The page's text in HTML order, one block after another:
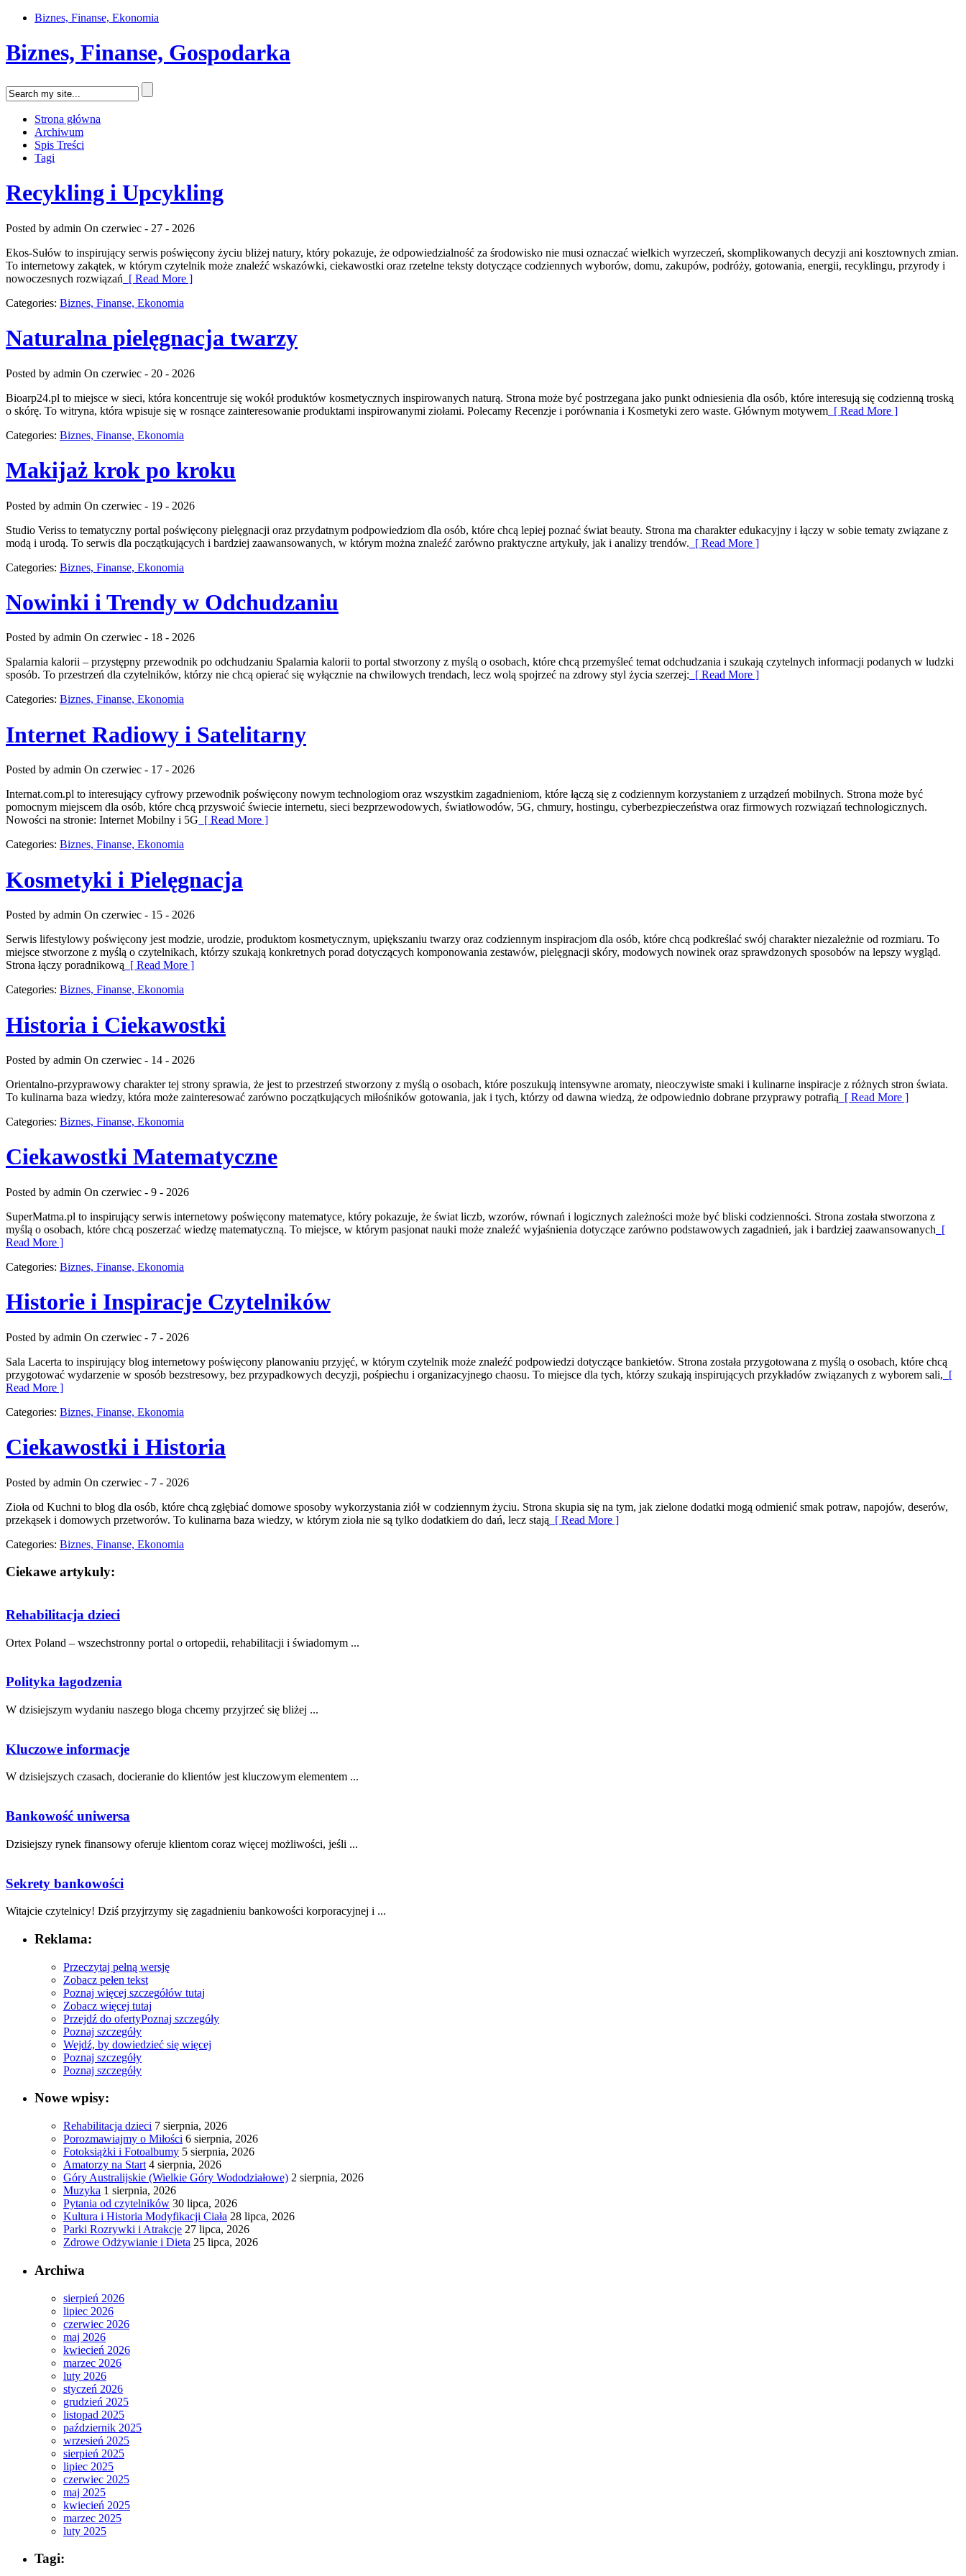
Biznes, Finanse, Ekonomia
Biznes, Finanse, Gospodarka
Strona główna
Archiwum
Spis Treści
Tagi
Recykling i Upcykling
Posted by admin On czerwiec - 27 - 2026
Ekos-Sułów to inspirujący serwis poświęcony życiu bliżej natury, który pokazuje, że odpowiedzialność za środowisko nie musi oznaczać wielkich wyrzeczeń, skomplikowanych decyzji ani kosztownych zmian.
To internetowy zakątek, w którym czytelnik może znaleźć wskazówki, ciekawostki oraz rzetelne teksty dotyczące codziennych wyborów, domu, zakupów, podróży, gotowania, energii, recyklingu, przyrody i
nowoczesnych rozwiązań [ Read More ]
Categories: Biznes, Finanse, Ekonomia
Naturalna pielęgnacja twarzy
Posted by admin On czerwiec - 20 - 2026
Bioarp24.pl to miejsce w sieci, która koncentruje się wokół produktów kosmetycznych inspirowanych naturą. Strona może być postrzegana jako punkt odniesienia dla osób, które interesują się codzienną troską
o skórę. To witryna, która wpisuje się w rosnące zainteresowanie produktami inspirowanymi ziołami. Polecamy Recenzje i porównania i Kosmetyki zero waste. Głównym motywem [ Read More ]
Categories: Biznes, Finanse, Ekonomia
Makijaż krok po kroku
Posted by admin On czerwiec - 19 - 2026
Studio Veriss to tematyczny portal poświęcony pielęgnacji oraz przydatnym podpowiedziom dla osób, które chcą lepiej poznać świat beauty. Strona ma charakter edukacyjny i łączy w sobie tematy związane z
modą i urodą. To serwis dla początkujących i bardziej zaawansowanych, w którym można znaleźć zarówno praktyczne artykuły, jak i analizy trendów. [ Read More ]
Categories: Biznes, Finanse, Ekonomia
Nowinki i Trendy w Odchudzaniu
Posted by admin On czerwiec - 18 - 2026
Spalarnia kalorii – przystępny przewodnik po odchudzaniu Spalarnia kalorii to portal stworzony z myślą o osobach, które chcą przemyśleć temat odchudzania i szukają czytelnych informacji podanych w ludzki
sposób. To przestrzeń dla czytelników, którzy nie chcą opierać się wyłącznie na chwilowych trendach, lecz wolą spojrzeć na zdrowy styl życia szerzej: [ Read More ]
Categories: Biznes, Finanse, Ekonomia
Internet Radiowy i Satelitarny
Posted by admin On czerwiec - 17 - 2026
Internat.com.pl to interesujący cyfrowy przewodnik poświęcony nowym technologiom oraz wszystkim zagadnieniom, które łączą się z codziennym korzystaniem z urządzeń mobilnych. Strona może być
pomocnym miejscem dla osób, które chcą przyswoić świecie internetu, sieci bezprzewodowych, światłowodów, 5G, chmury, hostingu, cyberbezpieczeństwa oraz firmowych rozwiązań technologicznych.
Nowości na stronie: Internet Mobilny i 5G [ Read More ]
Categories: Biznes, Finanse, Ekonomia
Kosmetyki i Pielęgnacja
Posted by admin On czerwiec - 15 - 2026
Serwis lifestylowy poświęcony jest modzie, urodzie, produktom kosmetycznym, upiększaniu twarzy oraz codziennym inspiracjom dla osób, które chcą podkreślać swój charakter niezależnie od rozmiaru. To
miejsce stworzone z myślą o czytelnikach, którzy szukają konkretnych porad dotyczących komponowania zestawów, pielęgnacji skóry, modowych nowinek oraz sprawdzonych sposobów na lepszy wygląd.
Strona łączy poradnikową [ Read More ]
Categories: Biznes, Finanse, Ekonomia
Historia i Ciekawostki
Posted by admin On czerwiec - 14 - 2026
Orientalno-przyprawowy charakter tej strony sprawia, że jest to przestrzeń stworzony z myślą o osobach, które poszukują intensywne aromaty, nieoczywiste smaki i kulinarne inspiracje z różnych stron świata.
To kulinarna baza wiedzy, która może zainteresować zarówno początkujących miłośników gotowania, jak i tych, którzy od dawna wiedzą, że odpowiednio dobrane przyprawy potrafią [ Read More ]
Categories: Biznes, Finanse, Ekonomia
Ciekawostki Matematyczne
Posted by admin On czerwiec - 9 - 2026
SuperMatma.pl to inspirujący serwis internetowy poświęcony matematyce, który pokazuje, że świat liczb, wzorów, równań i logicznych zależności może być bliski codzienności. Strona została stworzona z
myślą o osobach, które chcą poszerzać wiedzę matematyczną. To miejsce, w którym pasjonat nauki może znaleźć wyjaśnienia dotyczące zarówno podstawowych zagadnień, jak i bardziej zaawansowanych [
Read More ]
Categories: Biznes, Finanse, Ekonomia
Historie i Inspiracje Czytelników
Posted by admin On czerwiec - 7 - 2026
Sala Lacerta to inspirujący blog internetowy poświęcony planowaniu przyjęć, w którym czytelnik może znaleźć podpowiedzi dotyczące bankietów. Strona została przygotowana z myślą o osobach, które chcą
przygotować wydarzenie w sposób bezstresowy, bez przypadkowych decyzji, pośpiechu i organizacyjnego chaosu. To miejsce dla tych, którzy szukają inspirujących przykładów związanych z wyborem sali, [
Read More ]
Categories: Biznes, Finanse, Ekonomia
Ciekawostki i Historia
Posted by admin On czerwiec - 7 - 2026
Zioła od Kuchni to blog dla osób, które chcą zgłębiać domowe sposoby wykorzystania ziół w codziennym życiu. Strona skupia się na tym, jak zielone dodatki mogą odmienić smak potraw, napojów, deserów,
przekąsek i domowych przetworów. To kulinarna baza wiedzy, w którym zioła nie są tylko dodatkiem do dań, lecz stają [ Read More ]
Categories: Biznes, Finanse, Ekonomia
Ciekawe artykuly:
Rehabilitacja dzieci
Ortex Poland – wszechstronny portal o ortopedii, rehabilitacji i świadomym ...
Polityka łagodzenia
W ⁣dzisiejszym wydaniu naszego bloga chcemy ⁢przyjrzeć się‍ bliżej ...
Kluczowe informacje
W dzisiejszych czasach, docieranie do​ klientów jest‌ kluczowym elementem ...
Bankowość uniwersa
Dzisiejszy⁤ rynek finansowy oferuje klientom coraz‍ więcej możliwości, jeśli ...
Sekrety bankowości
Witajcie czytelnicy! Dziś przyjrzymy⁣ się⁤ zagadnieniu bankowości ‌korporacyjnej i ...
Reklama:
Przeczytaj pełną wersję
Zobacz pełen tekst
Poznaj więcej szczegółów tutaj
Zobacz więcej tutaj
Przejdź do ofertyPoznaj szczegóły
Poznaj szczegóły
Wejdź, by dowiedzieć się więcej
Poznaj szczegóły
Poznaj szczegóły
Nowe wpisy:
Rehabilitacja dzieci 7 sierpnia, 2026
Porozmawiajmy o Miłości 6 sierpnia, 2026
Fotoksiążki i Fotoalbumy 5 sierpnia, 2026
Amatorzy na Start 4 sierpnia, 2026
Góry Australijskie (Wielkie Góry Wododziałowe) 2 sierpnia, 2026
Muzyka 1 sierpnia, 2026
Pytania od czytelników 30 lipca, 2026
Kultura i Historia Modyfikacji Ciała 28 lipca, 2026
Parki Rozrywki i Atrakcje 27 lipca, 2026
Zdrowe Odżywianie i Dieta 25 lipca, 2026
Archiwa
sierpień 2026
lipiec 2026
czerwiec 2026
maj 2026
kwiecień 2026
marzec 2026
luty 2026
styczeń 2026
grudzień 2025
listopad 2025
październik 2025
wrzesień 2025
sierpień 2025
lipiec 2025
czerwiec 2025
maj 2025
kwiecień 2025
marzec 2025
luty 2025
Tagi: